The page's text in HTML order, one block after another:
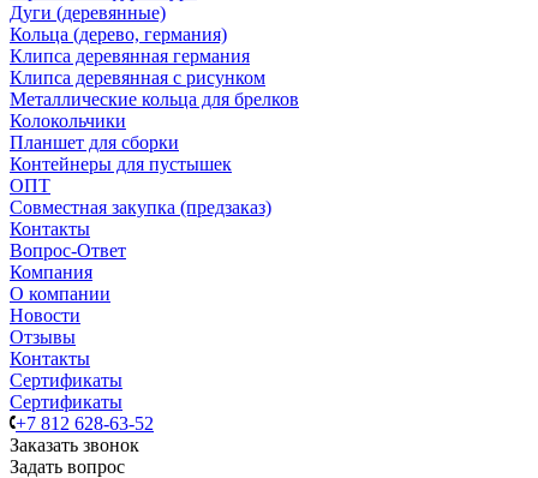
Дуги (деревянные)
Кольца (дерево, германия)
Клипса деревянная германия
Клипса деревянная с рисунком
Металлические кольца для брелков
Колокольчики
Планшет для сборки
Контейнеры для пустышек
ОПТ
Совместная закупка (предзаказ)
Контакты
Вопрос-Ответ
Компания
О компании
Новости
Отзывы
Контакты
Сертификаты
Сертификаты
+7 812 628-63-52
Заказать звонок
Задать вопрос